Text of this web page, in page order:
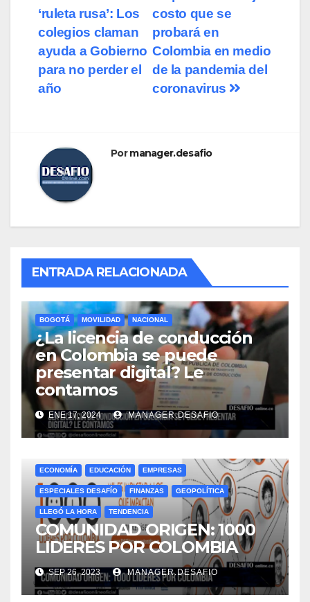
de
entradas
costo que se
probará en
Colombia en medio
de la pandemia del
coronavirus
‘ruleta rusa’: Los
colegios claman
ayuda a Gobierno
para no perder el
año
Pormanager.desafio
ENTRADA RELACIONADA
BOGOTÁ MOVILIDAD NACIONAL
¿La licencia de conducción
en Colombia se puede
presentar digital? Le
contamos
ENE 17, 2024 MANAGER.DESAFIO
ECONOMÍA EDUCACIÓN EMPRESAS
ESPECIALES DESAFÍO FINANZAS GEOPOLÍTICA
LLEGÓ LA HORA TENDENCIA
COMUNIDAD ORIGEN: 1000
LIDERES POR COLOMBIA
SEP 26, 2023 MANAGER.DESAFIO